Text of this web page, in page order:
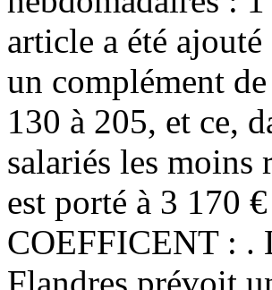
article a été
un complément
130 à 205, et ce,
salariés les moins
est porté à 3 170
COEFFICENT : .
Flandres prévoit